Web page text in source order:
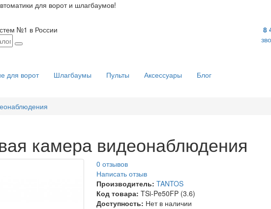
для ворот и шлагбаумов!
№1 в России
8
для ворот Шлагбаумы Пульты Аксессуары Блог
камера видеонаблюдения
0 отзывов
Написать отзыв
Производитель: TANTOS
Код товара: TSi-Pe50FP (3.6)
Доступность: Нет в наличии